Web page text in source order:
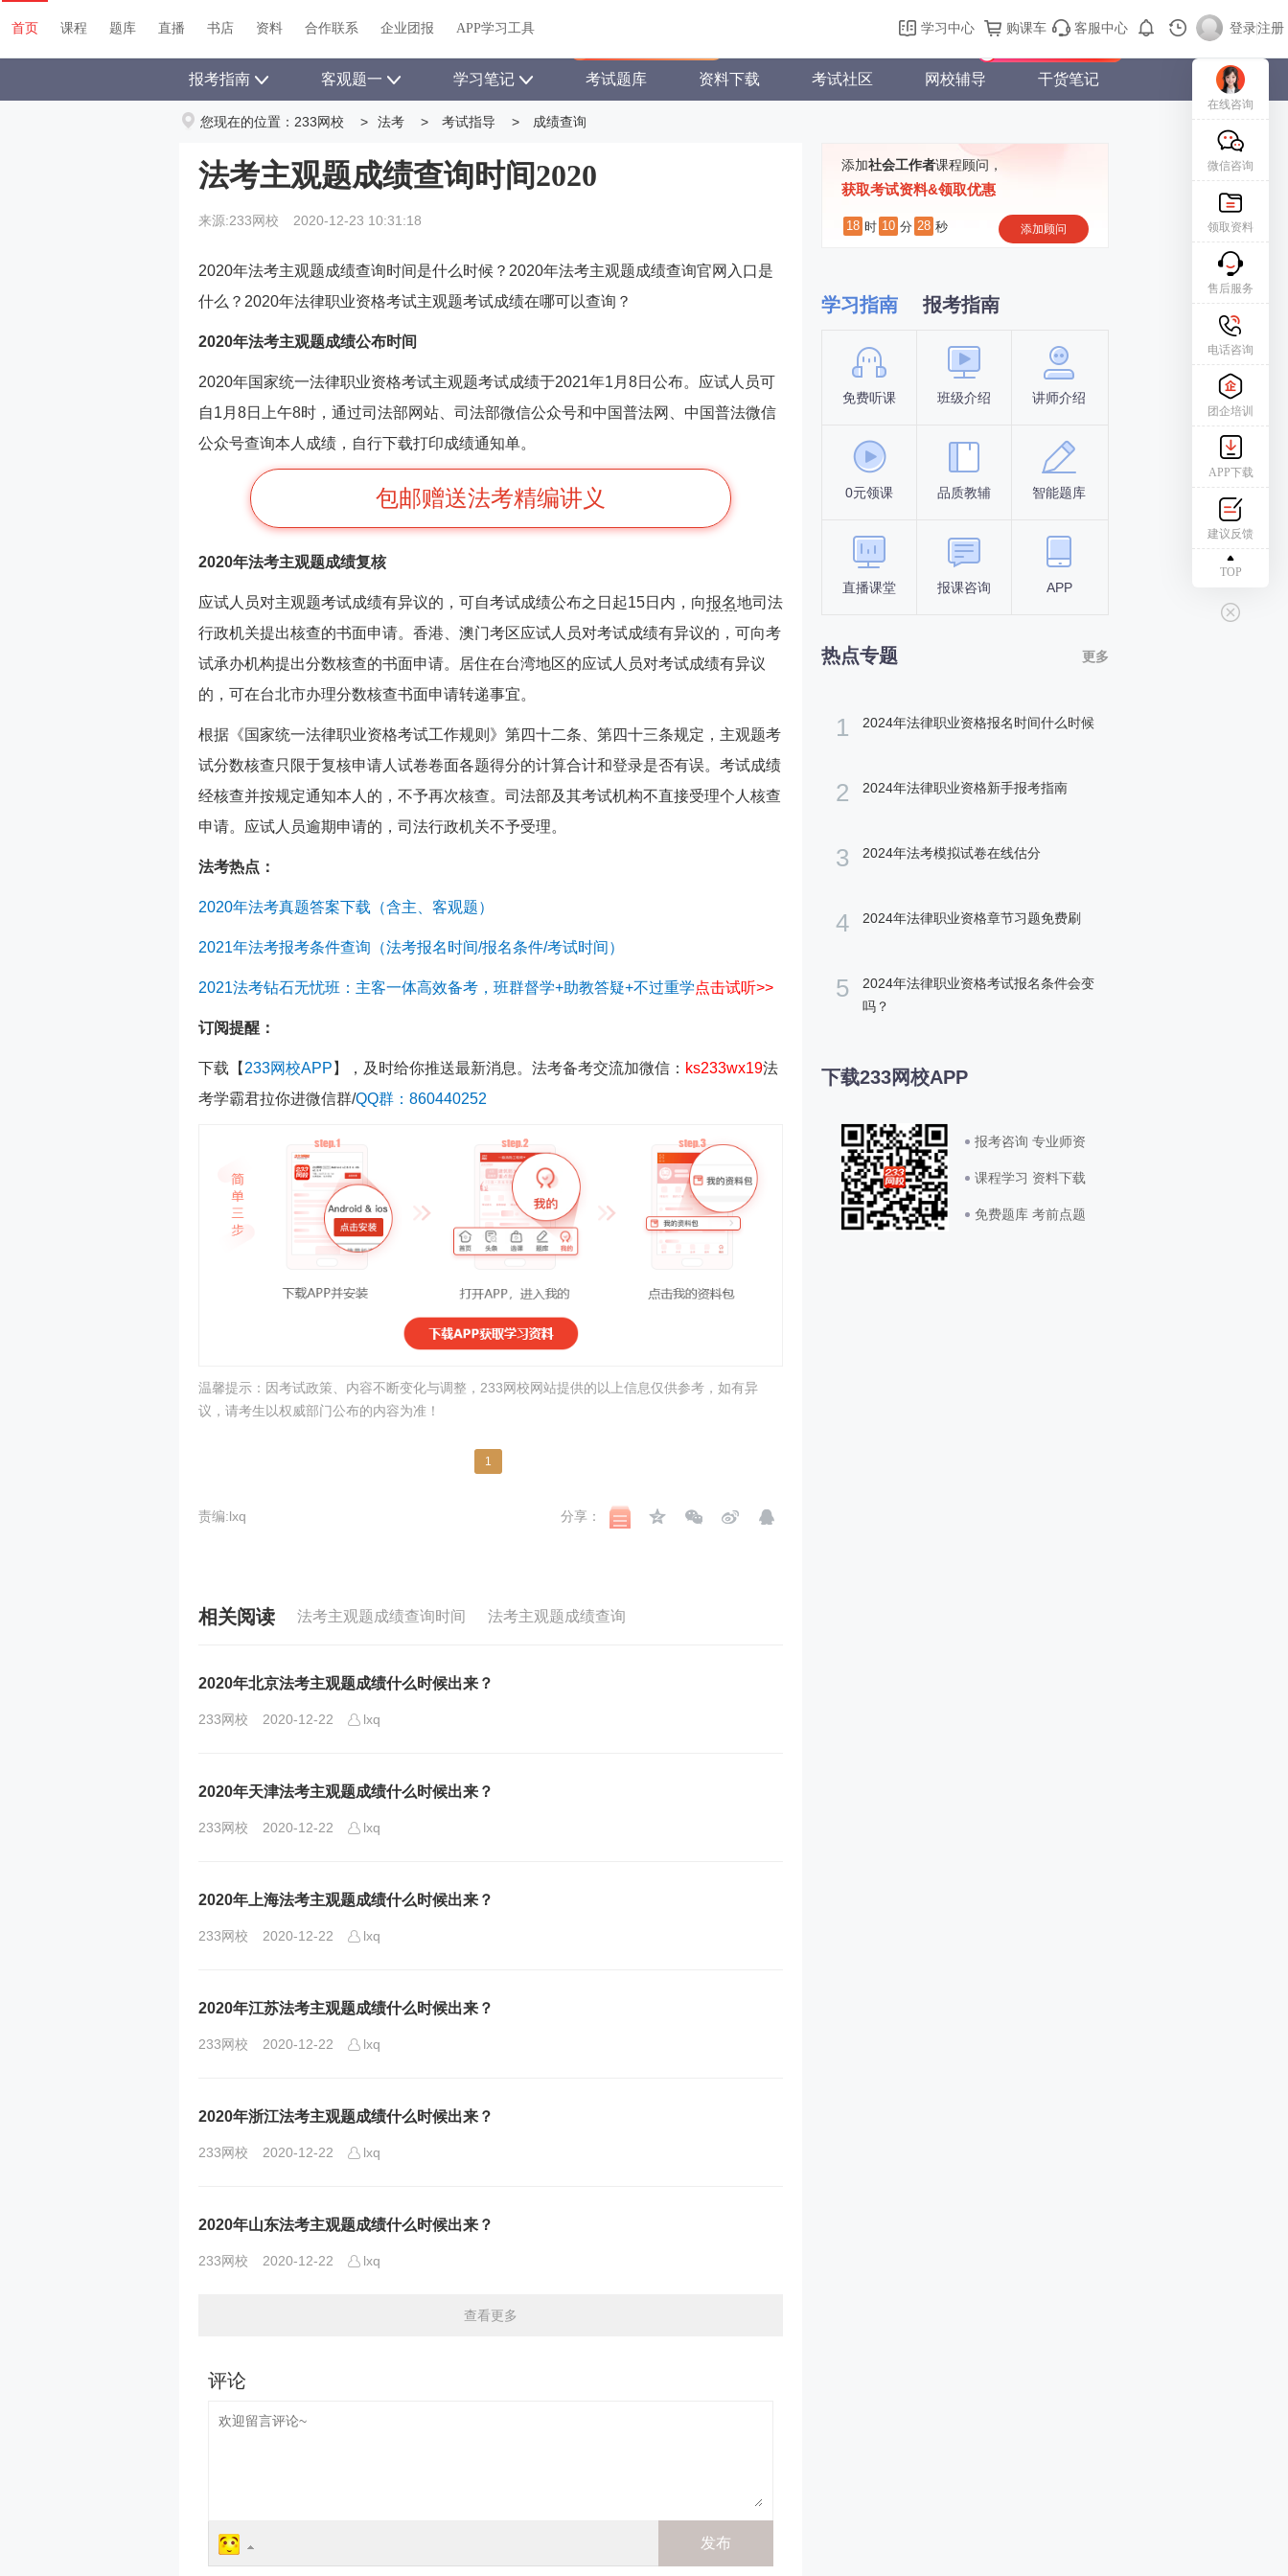
首页 课程 题库 直播 书店 资料 关于我们 帮助中心 购课车 登录/注册
首页 课程 题库 直播 书店 资料 合作联系 企业团报 APP学习工具 学习中心 购课车 客服中心 登录|注册
报考指南 客观题一 学习笔记 考试题库 资料下载 考试社区 网校辅导 干货笔记
您现在的位置： 233网校 > 法考 > 考试指导 > 成绩查询
法考主观题成绩查询时间2020
来源:233网校 2020-12-23 10:31:18
2020年法考主观题成绩查询时间是什么时候？2020年法考主观题成绩查询官网入口是
什么？2020年法律职业资格考试主观题考试成绩在哪可以查询？
2020年法考主观题成绩公布时间
2020年国家统一法律职业资格考试主观题考试成绩于2021年1月8日公布。应试人员可
自1月8日上午8时，通过司法部网站、司法部微信公众号和中国普法网、中国普法微信
公众号查询本人成绩，自行下载打印成绩通知单。
包邮赠送法考精编讲义
2020年法考主观题成绩复核
应试人员对主观题考试成绩有异议的，可自考试成绩公布之日起15日内，向报名地司法
行政机关提出核查的书面申请。香港、澳门考区应试人员对考试成绩有异议的，可向考
试承办机构提出分数核查的书面申请。居住在台湾地区的应试人员对考试成绩有异议
的，可在台北市办理分数核查书面申请转递事宜。
根据《国家统一法律职业资格考试工作规则》第四十二条、第四十三条规定，主观题考
试分数核查只限于复核申请人试卷卷面各题得分的计算合计和登录是否有误。考试成绩
经核查并按规定通知本人的，不予再次核查。司法部及其考试机构不直接受理个人核查
申请。应试人员逾期申请的，司法行政机关不予受理。
法考热点：
2020年法考真题答案下载（含主、客观题）
2021年法考报考条件查询（法考报名时间/报名条件/考试时间）
2021法考钻石无忧班：主客一体高效备考，班群督学+助教答疑+不过重学点击试听>>
订阅提醒：
下载【 233网校APP 】，及时给你推送最新消息。法考备考交流加微信： ks233wx19法
考学霸君拉你进微信群/QQ群：860440252
温馨提示：因考试政策、内容不断变化与调整，233网校网站提供的以上信息仅供参考，如有异
议，请考生以权威部门公布的内容为准！
1
责编:lxq 分享：
相关阅读 法考主观题成绩查询时间 法考主观题成绩查询
2020年北京法考主观题成绩什么时候出来？
233网校 2020-12-22 lxq
2020年天津法考主观题成绩什么时候出来？
233网校 2020-12-22 lxq
2020年上海法考主观题成绩什么时候出来？
233网校 2020-12-22 lxq
2020年江苏法考主观题成绩什么时候出来？
233网校 2020-12-22 lxq
2020年浙江法考主观题成绩什么时候出来？
233网校 2020-12-22 lxq
2020年山东法考主观题成绩什么时候出来？
233网校 2020-12-22 lxq
查看更多
添加社会工作者课程顾问，
获取考试资料&领取优惠
18 时 10 分 27 秒 添加顾问
学习指南 报考指南
免费听课 班级介绍 讲师介绍
0元领课 品质教辅 智能题库
直播课堂 报课咨询 APP
报名时间
考试时间
热点专题 更多
1 2024年法律职业资格报名时间什么时候
2 2024年法律职业资格新手报考指南
3 2024年法考模拟试卷在线估分
4 2024年法律职业资格章节习题免费刷
5
2024年法律职业资格考试报名条件会变
吗？
下载233网校APP
报考咨询 专业师资
课程学习 资料下载
免费题库 考前点题
在线咨询
微信咨询
领取资料
售后服务
电话咨询
团企培训
APP下载
建议反馈
TOP